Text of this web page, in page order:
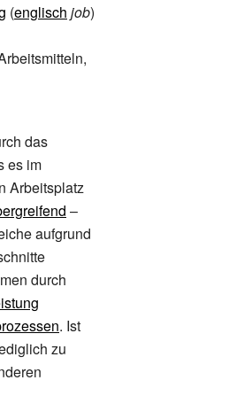
(englisch job)
das
es im
Arbeitsplatz
–
aufgrund
durch
. Ist
zu